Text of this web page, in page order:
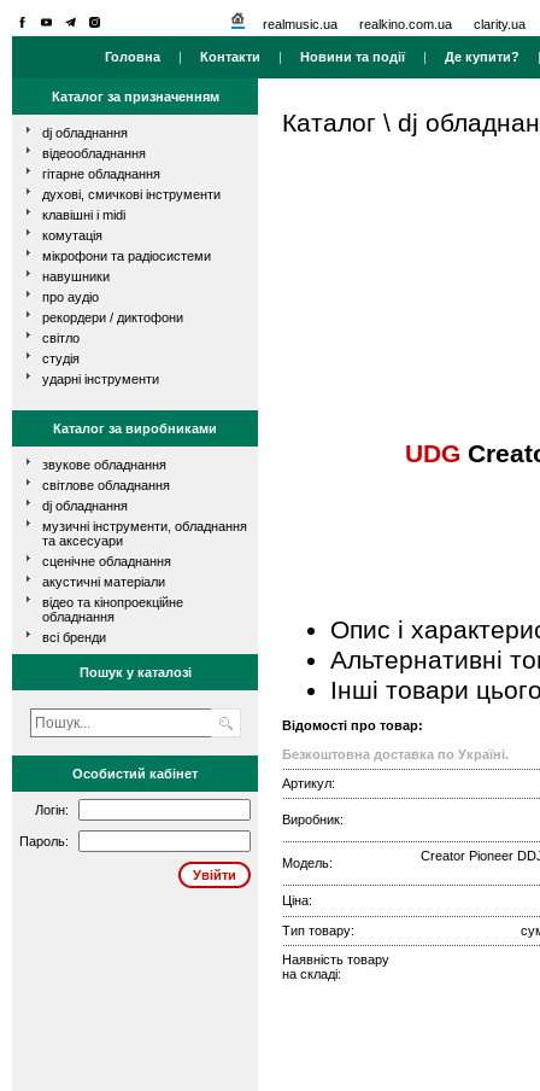
realmusic.ua realkino.com.ua clarity.ua
Головна | Контакти | Новини та події| Де купити?
Каталог за призначенням
dj обладнання
відеообладнання
гітарне обладнання
духові, смичкові інструменти
клавішні і midi
комутація
мікрофони та радіосистеми
навушники
про аудіо
рекордери / диктофони
світло
студія
ударні інструменти
Каталог за виробниками
звукове обладнання
світлове обладнання
dj обладнання
музичні інструменти, обладнання
та аксесуари
сценічне обладнання
акустичні матеріали
відео та кінопроекційне
обладнання
всі бренди
Пошук у каталозі
Особистий кабінет
Логін:
Пароль:
Каталог \ dj
UDG
Опис і
Альтернативні
Інші товари
Відомості про товар:
Безкоштовна доставка по Україні.
Артикул:
Виробник:
Модель: Creator Pioneer
Ціна:
Тип товару:
Наявність товару
на складі: